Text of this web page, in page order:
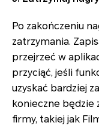
Po zakończeniu
zatrzymania.
przejrzeć w
przyciąć, jeśli
uzyskać bardziej
konieczne będzie
firmy, takiej jak